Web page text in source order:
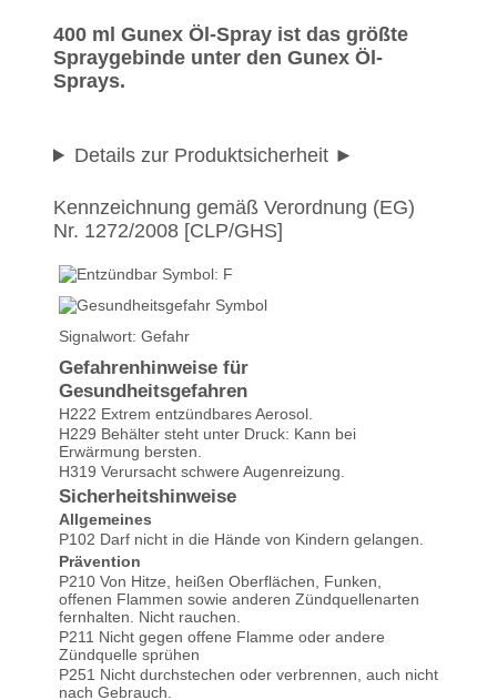
400 ml Gunex Öl-Spray ist das größte
Spraygebinde unter den Gunex Öl-
Sprays.
Details zur Produktsicherheit
Kennzeichnung gemäß Verordnung (EG)
Nr. 1272/2008 [CLP/GHS]
Signalwort: Gefahr
Gefahrenhinweise für
Gesundheitsgefahren
H222 Extrem entzündbares Aerosol.
H229 Behälter steht unter Druck: Kann bei
Erwärmung bersten.
H319 Verursacht schwere Augenreizung.
Sicherheitshinweise
Allgemeines
P102 Darf nicht in die Hände von Kindern gelangen.
Prävention
P210 Von Hitze, heißen Oberflächen, Funken,
offenen Flammen sowie anderen Zündquellenarten
fernhalten. Nicht rauchen.
P211 Nicht gegen offene Flamme oder andere
Zündquelle sprühen
P251 Nicht durchstechen oder verbrennen, auch nicht
nach Gebrauch.